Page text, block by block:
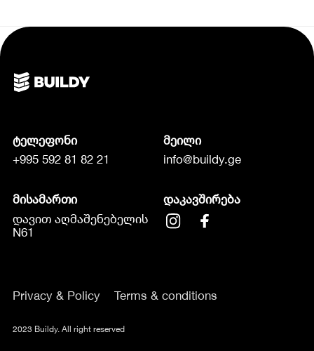
ტელეფონი
+995 592 81 82 21
მეილი
info@buildy.ge
მისამართი
დავით აღმაშენებელის
N61
დაკავშირება
Privacy & Policy Terms & conditions
2023 Buildy. All right reserved